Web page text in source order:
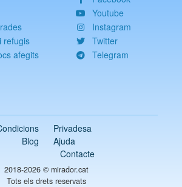
refugis
afegits
Youtube
Instagram
Twitter
Telegram
Privadesa
Blog
Ajuda
Contacte
2018-2026 © mirador.cat
Tots els drets reservats